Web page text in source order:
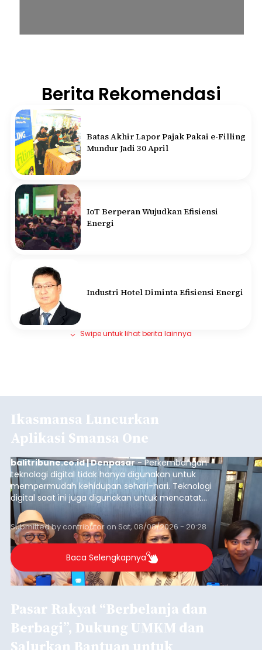
Berita Rekomendasi
Batas Akhir Lapor Pajak Pakai e-Filling
Mundur Jadi 30 April
IoT Berperan Wujudkan Efisiensi
Energi
Industri Hotel Diminta Efisiensi Energi
Swipe untuk lihat berita lainnya
Ikasmansa Luncurkan
Aplikasi Smansa One
balitribune.co.id | Denpasar- Perkembangan
teknologi digital tidak hanya digunakan untuk
mempermudah kehidupan sehari-hari. Teknologi
digital saat ini juga digunakan untuk mencatat
dan mengelola data base alumni dari suatu
sekolah, salah satunya adalah alumni SMA 1
Denpasar.
Submitted bycontributoronSat, 08/08/2026 - 20:28
Baca Selengkapnya
Pasar Rakyat “Berbelanja dan
Berbagi”, Dukung UMKM dan